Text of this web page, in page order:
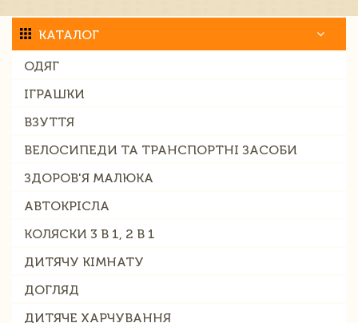
КАТАЛОГ
ОДЯГ
ІГРАШКИ
ВЗУТТЯ
ВЕЛОСИПЕДИ ТА ТРАНСПОРТНІ ЗАСОБИ
ЗДОРОВ'Я МАЛЮКА
АВТОКРІСЛА
КОЛЯСКИ 3 В 1, 2 В 1
ДИТЯЧУ КІМНАТУ
ДОГЛЯД
ДИТЯЧЕ ХАРЧУВАННЯ